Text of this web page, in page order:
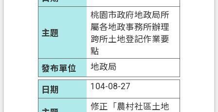
桃園市政府地政局所
屬各地政事務所辦理
跨所土地登記作業要
點
地政局
104-08-27
修正「農村社區土地